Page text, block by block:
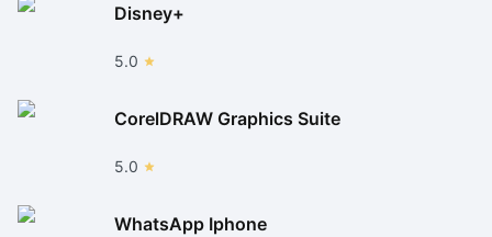
Disney+
5.0
CorelDRAW Graphics Suite
5.0
WhatsApp Iphone